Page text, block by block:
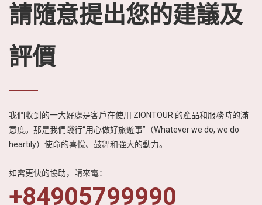
請隨意提出您的建議及
評價
我們收到的一大好處是客戶在使用 ZIONTOUR 的產品和服務時的滿
意度。那是我們踐行“用心做好旅遊事”（Whatever we do, we do
heartily）使命的喜悅、鼓舞和強大的動力。
如需更快的協助，請來電：
+84905799990